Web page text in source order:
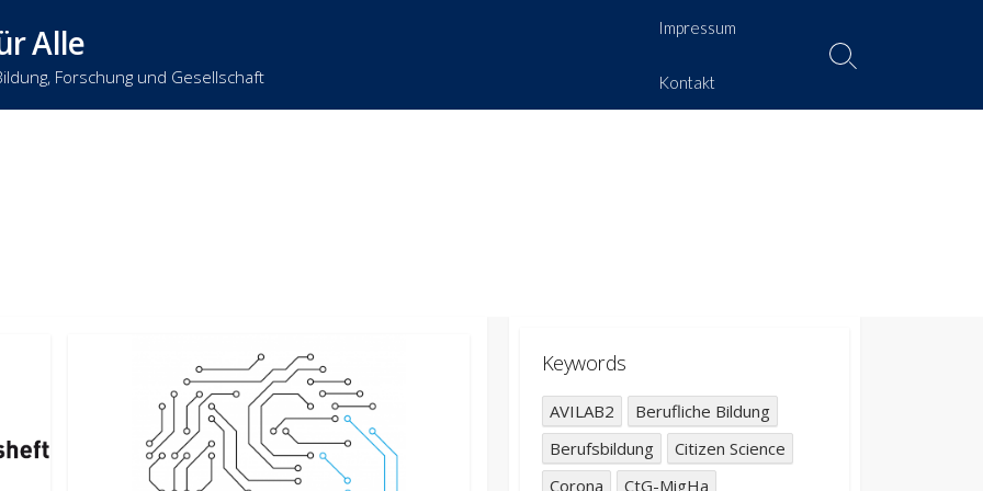
Alle
Forschung und Gesellschaft
Impressum
Kontakt
Suche
Keywords
AVILAB2
Berufliche Bildung
Berufsbildung
Citizen Science
Corona
CtG-MigHa